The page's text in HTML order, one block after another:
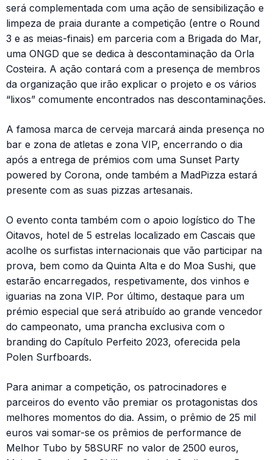
será complementada com uma ação de sensibilização e
limpeza de praia durante a competição (entre o Round
3 e as meias-finais) em parceria com a Brigada do Mar,
uma ONGD que se dedica à descontaminação da Orla
Costeira. A ação contará com a presença de membros
da organização que irão explicar o projeto e os vários
“lixos” comumente encontrados nas descontaminações.
A famosa marca de cerveja marcará ainda presença no
bar e zona de atletas e zona VIP, encerrando o dia
após a entrega de prémios com uma Sunset Party
powered by Corona, onde também a MadPizza estará
presente com as suas pizzas artesanais.
O evento conta também com o apoio logístico do The
Oitavos, hotel de 5 estrelas localizado em Cascais que
acolhe os surfistas internacionais que vão participar na
prova, bem como da Quinta Alta e do Moa Sushi, que
estarão encarregados, respetivamente, dos vinhos e
iguarias na zona VIP. Por último, destaque para um
prémio especial que será atribuído ao grande vencedor
do campeonato, uma prancha exclusiva com o
branding do Capítulo Perfeito 2023, oferecida pela
Polen Surfboards.
Para animar a competição, os patrocinadores e
parceiros do evento vão premiar os protagonistas dos
melhores momentos do dia. Assim, o prêmio de 25 mil
euros vai somar-se os prêmios de performance de
Melhor Tubo by 58SURF no valor de 2500 euros,